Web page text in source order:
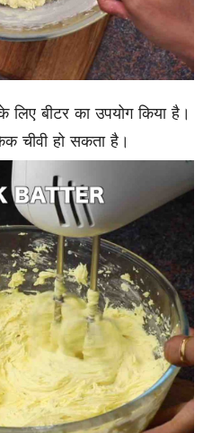
बीटर का उपयोग किया है।
चीवी हो सकता है।